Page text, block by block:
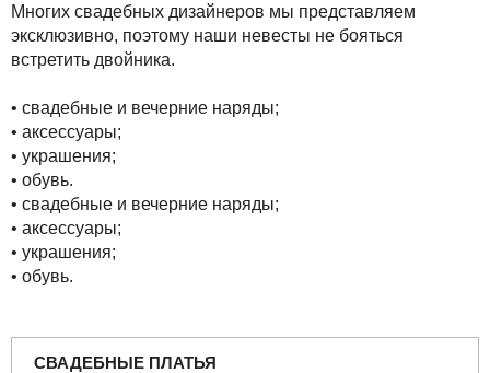
Многих свадебных дизайнеров мы представляем
эксклюзивно, поэтому наши невесты не бояться
встретить двойника.
• свадебные и вечерние наряды;
• аксессуары;
• украшения;
• обувь.
• свадебные и вечерние наряды;
• аксессуары;
• украшения;
• обувь.
СВАДЕБНЫЕ ПЛАТЬЯ